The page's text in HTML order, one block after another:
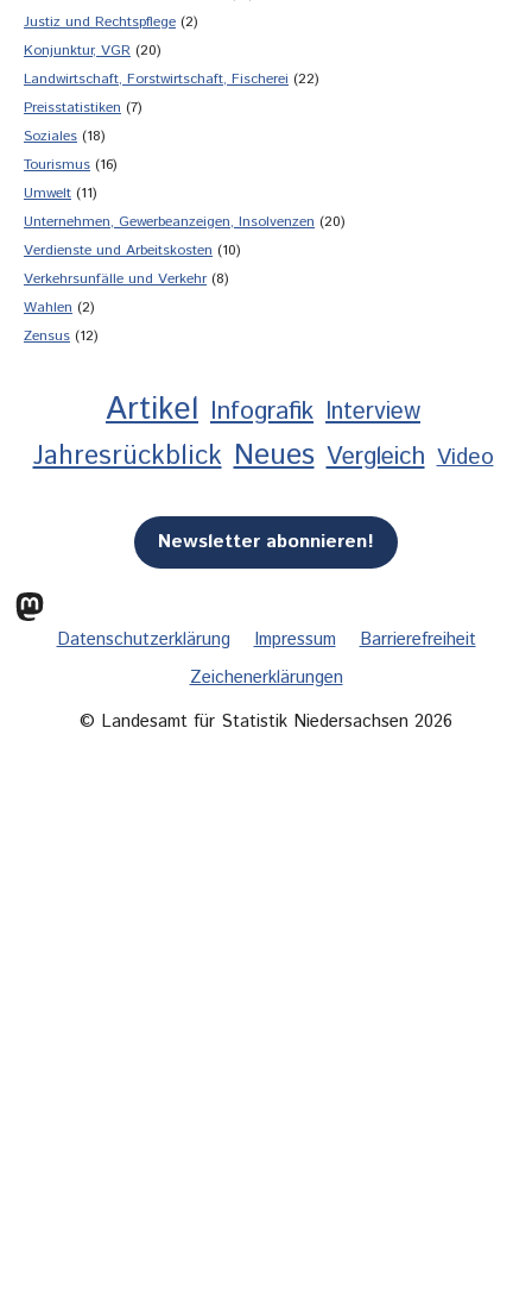
Justiz und Rechtspflege (2)
Konjunktur, VGR (20)
Landwirtschaft, Forstwirtschaft, Fischerei (22)
Preisstatistiken (7)
Soziales (18)
Tourismus (16)
Umwelt (11)
Unternehmen, Gewerbeanzeigen, Insolvenzen (20)
Verdienste und Arbeitskosten (10)
Verkehrsunfälle und Verkehr (8)
Wahlen (2)
Zensus (12)
Artikel Infografik Interview
Jahresrückblick Neues Vergleich Video
Newsletter abonnieren!
Mastodon
Datenschutzerklärung Impressum
Barrierefreiheit
Zeichenerklärungen
© Landesamt für Statistik Niedersachsen 2026